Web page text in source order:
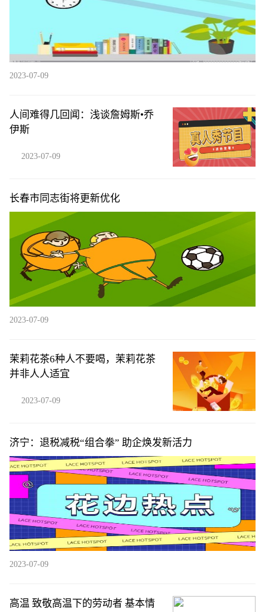
2023-07-09
人间难得几回闻：浅谈詹姆斯•乔
伊斯
2023-07-09
长春市同志街将更新优化
2023-07-09
茉莉花茶6种人不要喝，茉莉花茶
并非人人适宜
2023-07-09
济宁：退税减税“组合拳” 助企焕发新活力
2023-07-09
高温 致敬高温下的劳动者 基本情